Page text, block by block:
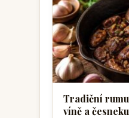
Tradiční
víně a